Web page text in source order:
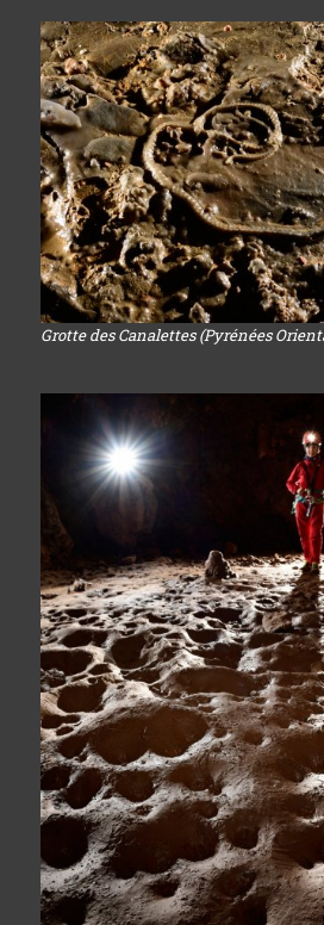
Grotte des Canalettes (Pyrénées